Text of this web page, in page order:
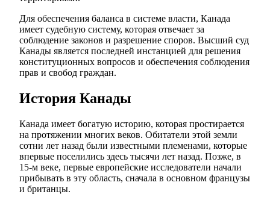
Для обеспечения баланса в системе власти, Канада
имеет судебную систему, которая отвечает за
соблюдение законов и разрешение споров. Высший суд
Канады является последней инстанцией для решения
конституционных вопросов и обеспечения соблюдения
прав и свобод граждан.
История Канады
Канада имеет богатую историю, которая простирается
на протяжении многих веков. Обитатели этой земли
сотни лет назад были известными племенами, которые
впервые поселились здесь тысячи лет назад. Позже, в
15-м веке, первые европейские исследователи начали
прибывать в эту область, сначала в основном французы
и британцы.